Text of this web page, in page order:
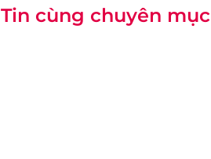
Tin cùng chuyên mục